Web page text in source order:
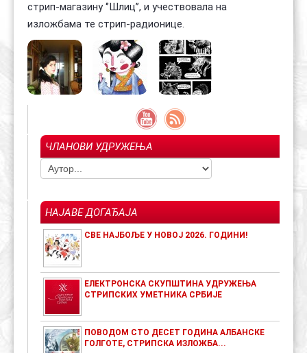
стрип-магазину ‘’Шлиц’’, и учествовала на
изложбама те стрип-радионице.
ЧЛАНОВИ УДРУЖЕЊА
НАЈАВЕ ДОГАЂАЈА
СВЕ НАЈБОЉЕ У НОВОЈ 2026. ГОДИНИ!
ЕЛЕКТРОНСКА СКУПШТИНА УДРУЖЕЊА
СТРИПСКИХ УМЕТНИКА СРБИЈЕ
ПОВОДОМ СТО ДЕСЕТ ГОДИНА АЛБАНСКЕ
ГОЛГОТЕ, СТРИПСКА ИЗЛОЖБА...